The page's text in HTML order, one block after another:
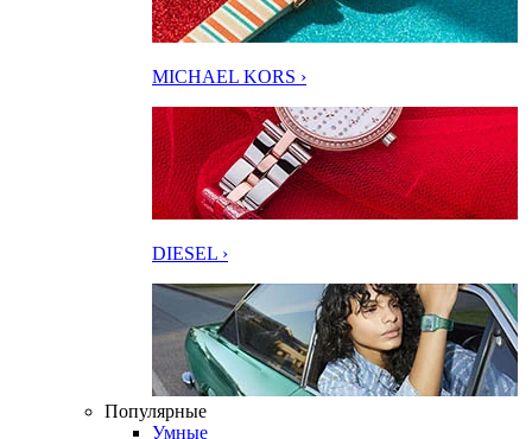
MICHAEL KORS ›
DIESEL ›
Популярные
Умные